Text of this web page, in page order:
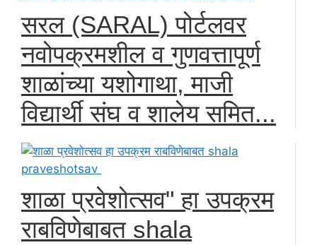
सरल (SARAL) पोर्टलवर
नवोपक्रमशील व गुणवत्तापूर्ण
शाळांच्या यशोगाथा, माजी
विद्यार्थी संघ व शालेय समित...
शाळा प्रवेशोत्सव" हा उपक्रम
राबविणेबाबत shala